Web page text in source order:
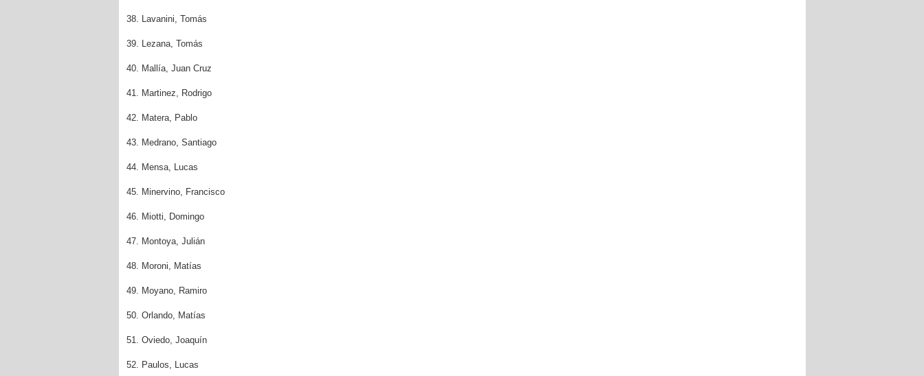
38. Lavanini, Tomás
39. Lezana, Tomás
40. Mallía, Juan Cruz
41. Martinez, Rodrigo
42. Matera, Pablo
43. Medrano, Santiago
44. Mensa, Lucas
45. Minervino, Francisco
46. Miotti, Domingo
47. Montoya, Julián
48. Moroni, Matías
49. Moyano, Ramiro
50. Orlando, Matías
51. Oviedo, Joaquín
52. Paulos, Lucas